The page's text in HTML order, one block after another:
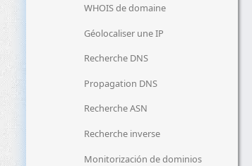
WHOIS de domaine
Géolocaliser une IP
Recherche DNS
Propagation DNS
Recherche ASN
Recherche inverse
Monitorización de dominios